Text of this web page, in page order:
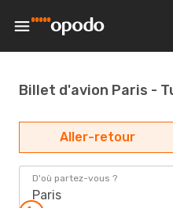
Billet d'avion Paris -
Aller-retour
D'où partez-vous ?
Paris